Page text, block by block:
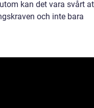
kan det vara svårt
och inte bara